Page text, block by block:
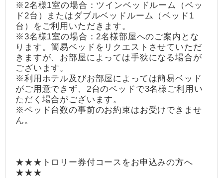
※2名様1室の場合：ツインベッドルーム（ベッ
ド2台）またはダブルベッドルーム（ベッド1
台）をご利用いただきます。
※3名様1室の場合：2名様部屋へのご案内とな
ります。簡易ベッドをリクエストさせていただ
きますが、お部屋によっては手狭になる場合が
ございます。
※利用ホテル及びお部屋によっては簡易ベッド
がご用意できず、2台のベッドで3名様ご利用い
ただく場合がございます。
※ベッド台数の事前のお約束はお受けできませ
ん。
★★★トロリー券付コースをお申込みの方へ
★★★